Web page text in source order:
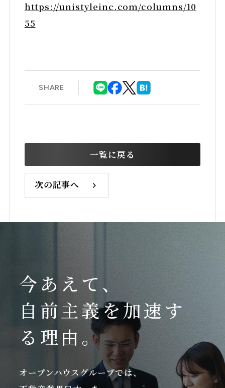
当社への口コミ・評判を見る
https://unistyleinc.com/columns/10
55
SHARE
一覧に戻る
次の記事へ
今あえて、
自前主義を加速す
る理由。
オープンハウスグループでは、